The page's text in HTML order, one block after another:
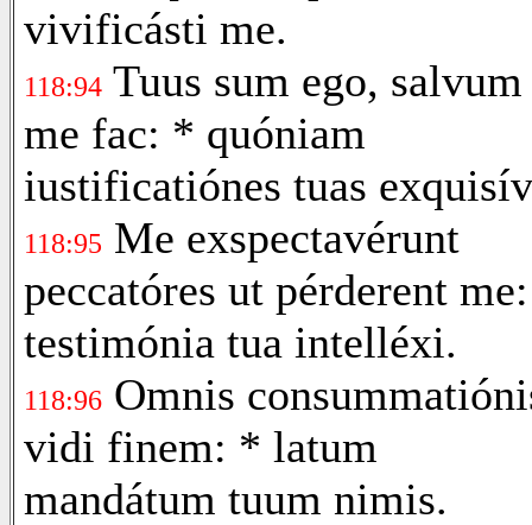
vivificásti me.
118:94 Tuus sum ego, salvum
me fac: * quóniam
iustificatiónes tuas
118:95 Me exspectavérunt
peccatóres ut pérderent
testimónia tua intelléxi.
118:96 Omnis
vidi finem: * latum
mandátum tuum nimis.